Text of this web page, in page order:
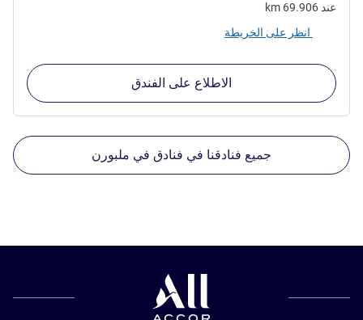
عند km 69.906
الاطلاع على الفندق
جميع فنادقنا في فنادق في ملبورن